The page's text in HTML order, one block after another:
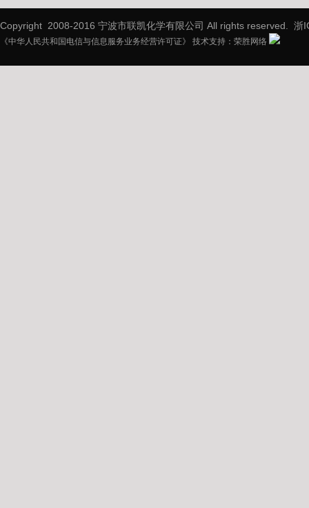
Copyright 2008-2016 宁波市联凯化学有限公司 All rights reserved. 浙
《中华人民共和国电信与信息服务业务经营许可证》 技术支持： 荣胜网络